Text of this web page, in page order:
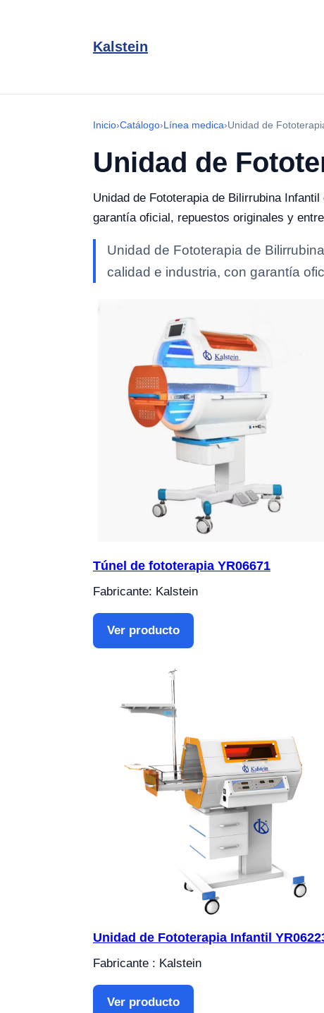
Kalstein
Inicio›Catálogo›Línea medica›Unidad de
Unidad de
Unidad de Fototerapia de Bilirrubina
garantía oficial, repuestos originales y
Unidad de Fototerapia de
calidad e industria, con garantía
Túnel de fototerapia YR06671
Fabricante: Kalstein
Ver producto
Unidad de Fototerapia Infantil
Fabricante : Kalstein
Ver producto